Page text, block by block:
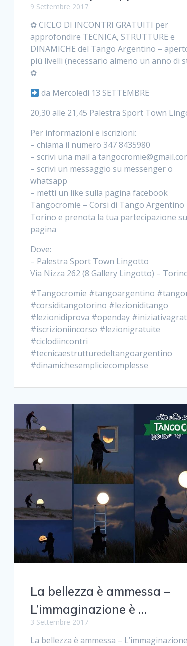
9 Settembre 2017
✿ CICLO DI INCONTRI GRATUITI per
approfondire TECNICA, STRUTTURE e
DINAMICHE del Tango Argentino –
più livelli (necessario almeno un anno di
✿
da Mercoledì 13 SETTEMBRE
20,30 alle 21,45 Palestra Sport Town
Per informazioni e iscrizioni:
– chiama il numero 347 8435980
– scrivi una mail a
– scrivi un messaggio su messenger o
whatsapp
– metti un like sulla pagina facebook
Tangocromie – Corsi di Tango Argentino
Torino e prenota la tua partecipazione
pagina
Dove:
– Palestra Sport Town Lingotto
Via Nizza 262 (8 Gallery Lingotto) –
#Tangocromie #tangoargentino
#corsiditangotorino #lezioniditango
#lezionidiprova #openday
#iscrizioniincorso #lezionigratuite
#ciclodiincontri
#tecnicaestrutturedeltangoargentino
#dinamichesempliciecomplesse
La bellezza è ammessa –
L’immaginazione è …
3 Settembre 2017
La bellezza è ammessa –